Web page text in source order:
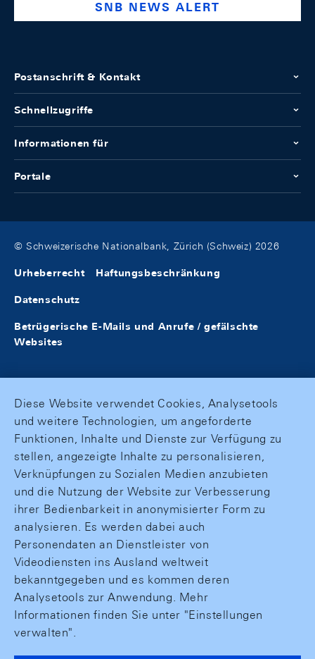
SNB NEWS ALERT
Postanschrift & Kontakt
Schnellzugriffe
Informationen für
Portale
© Schweizerische Nationalbank, Zürich (Schweiz) 2026
Urheberrecht Haftungsbeschränkung
Datenschutz
Betrügerische E-Mails und Anrufe / gefälschte
Websites
Diese Website verwendet Cookies, Analysetools
und weitere Technologien, um angeforderte
Funktionen, Inhalte und Dienste zur Verfügung zu
stellen, angezeigte Inhalte zu personalisieren,
Verknüpfungen zu Sozialen Medien anzubieten
und die Nutzung der Website zur Verbesserung
ihrer Bedienbarkeit in anonymisierter Form zu
analysieren. Es werden dabei auch
Personendaten an Dienstleister von
Videodiensten ins Ausland weltweit
bekanntgegeben und es kommen deren
Analysetools zur Anwendung. Mehr
Informationen finden Sie unter "Einstellungen
verwalten".